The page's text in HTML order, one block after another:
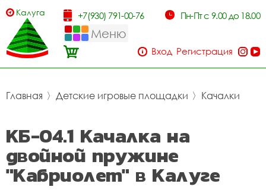
Калуга +7(930) 791-00-76 Пн-Пт с 9.00 до 18.00
Меню
Вход Регистрация
Главная 〉 Детские игровые площадки 〉 Качалки
КБ-04.1 Качалка на
двойной пружине
"Кабриолет" в Калуге